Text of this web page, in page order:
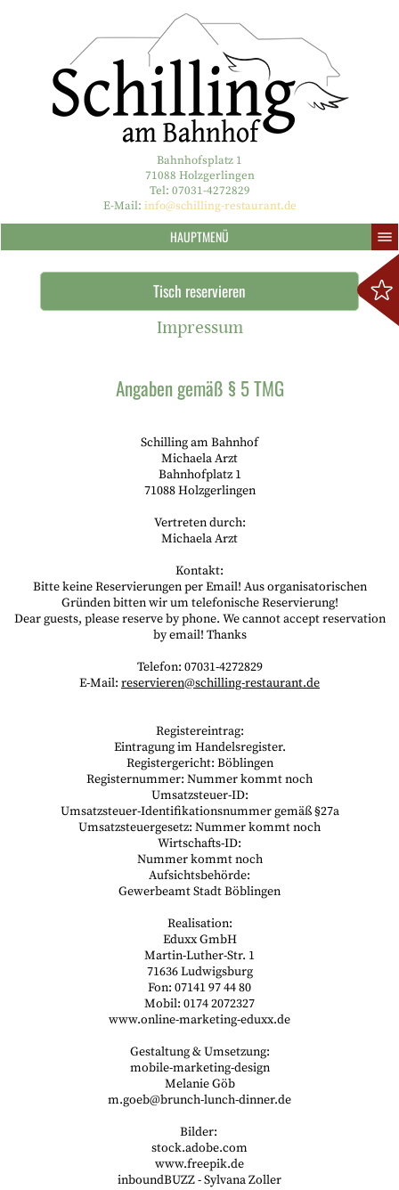
Bahnhofsplatz 1
71088 Holzgerlingen
Tel: 07031-4272829
E-Mail: info@schilling-restaurant.de
HAUPTMENÜ
Tisch reservieren
Impressum
Angaben gemäß § 5 TMG
Schilling am Bahnhof
Michaela Arzt
Bahnhofplatz 1
71088 Holzgerlingen
Vertreten durch:
Michaela Arzt
Kontakt:
Bitte keine Reservierungen per Email! Aus organisatorischen
Gründen bitten wir um telefonische Reservierung!
Dear guests, please reserve by phone. We cannot accept reservation
by email! Thanks
Telefon: 07031-4272829
E-Mail: reservieren@schilling-restaurant.de
Registereintrag:
Eintragung im Handelsregister.
Registergericht: Böblingen
Registernummer: Nummer kommt noch
Umsatzsteuer-ID:
Umsatzsteuer-Identifikationsnummer gemäß §27a
Umsatzsteuergesetz: Nummer kommt noch
Wirtschafts-ID:
Nummer kommt noch
Aufsichtsbehörde:
Gewerbeamt Stadt Böblingen
Realisation:
Eduxx GmbH
Martin-Luther-Str. 1
71636 Ludwigsburg
Fon: 07141 97 44 80
Mobil: 0174 2072327
www.online-marketing-eduxx.de
Gestaltung & Umsetzung:
mobile-marketing-design
Melanie Göb
m.goeb@brunch-lunch-dinner.de
Bilder:
stock.adobe.com
www.freepik.de
inboundBUZZ - Sylvana Zoller